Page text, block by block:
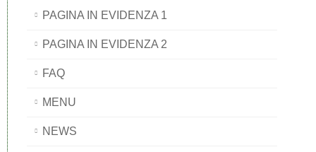
PAGINA IN EVIDENZA 1
PAGINA IN EVIDENZA 2
FAQ
MENU
NEWS